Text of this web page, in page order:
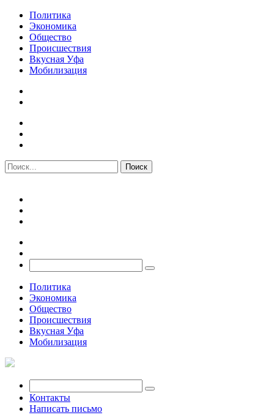
Политика
Экономика
Общество
Происшествия
Вкусная Уфа
Мобилизация
Политика
Экономика
Общество
Происшествия
Вкусная Уфа
Мобилизация
Контакты
Написать письмо